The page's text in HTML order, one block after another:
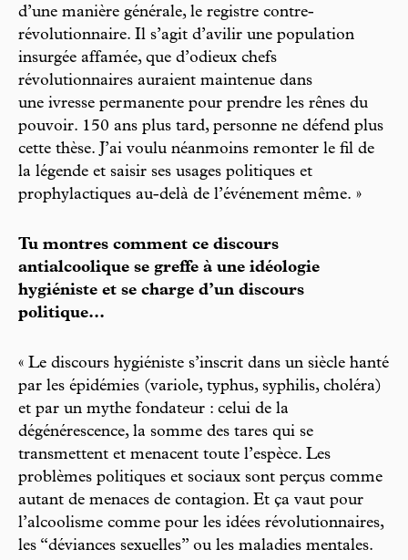
d’une manière générale, le registre contre-
révolutionnaire. Il s’agit d’avilir une population
insurgée affamée, que d’odieux chefs
révolutionnaires auraient maintenue dans
une ivresse permanente pour prendre les rênes du
pouvoir. 150 ans plus tard, personne ne défend plus
cette thèse. J’ai voulu néanmoins remonter le fil de
la légende et saisir ses usages politiques et
prophylactiques au-delà de l’événement même. »
Tu montres comment ce discours
antialcoolique se greffe à une idéologie
hygiéniste et se charge d’un discours
politique...
« Le discours hygiéniste s’inscrit dans un siècle hanté
par les épidémies (variole, typhus, syphilis, choléra)
et par un mythe fondateur : celui de la
dégénérescence, la somme des tares qui se
transmettent et menacent toute l’espèce. Les
problèmes politiques et sociaux sont perçus comme
autant de menaces de contagion. Et ça vaut pour
l’alcoolisme comme pour les idées révolutionnaires,
les “déviances sexuelles” ou les maladies mentales.